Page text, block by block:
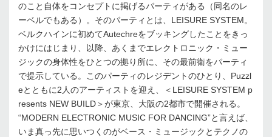
のこと自体をコンセプトに掲げるパーティがある（同名のレ
ーベルでもある）。そのパーティとは、LEISURE SYSTEM。
ベルクハインに初めてAutechreをブッキングしたことをきっ
かけにはじまり、以降、あくまでエレクトロニック・ミュー
ジックの身体性をひとつの拠り所に、その最前衛をパーティ
で提示している。このパーティのレジデントのひとり、Puzzl
eとともに2人のアーティストを迎え、＜LEISURE SYSTEM p
resents NEW BUILD＞が東京、大阪の2都市で開催される。
“MODERN ELECTRONIC MUSIC FOR DANCING”と言えば、
いま真っ先に思いつくのがベース・ミュージックとテクノの